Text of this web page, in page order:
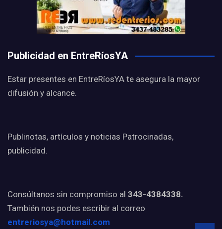
Publicidad en EntreRíosYA
Estar presentes en EntreRíosYA te asegura la mayor
difusión y alcance.
Publinotas, artículos y noticias Patrocinadas,
publicidad.
Consúltanos sin compromiso al 343-4384338.
También nos podes escribir al correo
entreriosya@hotmail.com